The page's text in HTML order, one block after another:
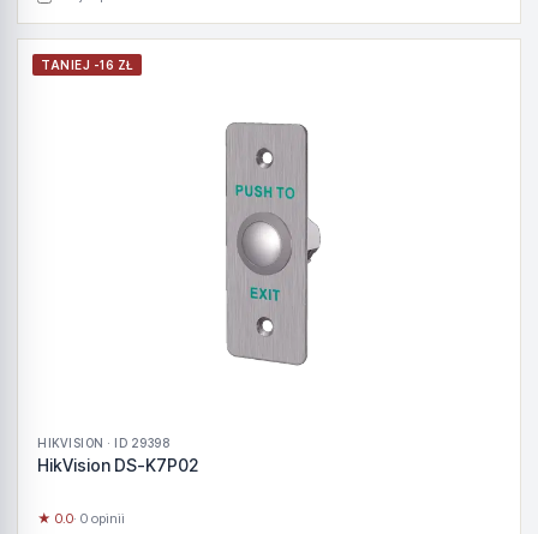
TANIEJ -16 ZŁ
HIKVISION · ID 29398
HikVision DS-K7P02
★ 0.0· 0 opinii